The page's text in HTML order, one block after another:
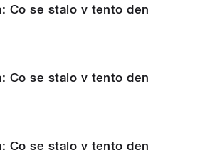
Co se stalo v tento den
Co se stalo v tento den
Co se stalo v tento den